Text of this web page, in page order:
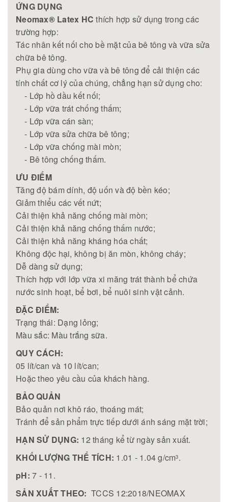
ỨNG DỤNG
Neomax® Latex HC thích hợp sử dụng trong các
trường hợp:
Tác nhân kết nối cho bề mặt của bê tông và vữa sửa
chữa bê tông.
Phụ gia dùng cho vữa và bê tông để cải thiện các
tính chất cơ lý của chúng, chẳng hạn sử dụng cho:
- Lớp hồ dầu kết nối;
- Lớp vữa trát chống thấm;
- Lớp vữa cán sàn;
- Lớp vữa sửa chữa bê tông;
- Lớp vữa chống mài mòn;
- Bê tông chống thấm.
ƯU ĐIỂM
Tăng độ bám dính, độ uốn và độ bền kéo;
Giảm thiểu các vết nứt;
Cải thiện khả năng chống mài mòn;
Cải thiện khả năng chống thấm nước;
Cải thiện khả năng kháng hóa chất;
Không độc hại, không bị ăn mòn, không cháy;
Dễ dàng sử dụng;
Thích hợp với lớp vữa xi măng trát thành bể chứa
nước sinh hoạt, bể bơi, bể nuôi sinh vật cảnh.
ĐẶC ĐIỂM:
Trạng thái: Dạng lỏng;
Màu sắc: Màu trắng sữa.
QUY CÁCH:
05 lít/can và 10 lít/can;
Hoặc theo yêu cầu của khách hàng.
BẢO QUẢN
Bảo quản nơi khô ráo, thoáng mát;
Tránh để sản phẩm trực tiếp dưới ánh sáng mặt trời;
HẠN SỬ DỤNG: 12 tháng kể từ ngày sản xuất.
KHỐI LƯỢNG THỂ TÍCH: 1.01 - 1.04 g/cm3.
pH: 7 - 11.
SẢN XUẤT THEO: TCCS 12:2018/NEOMAX